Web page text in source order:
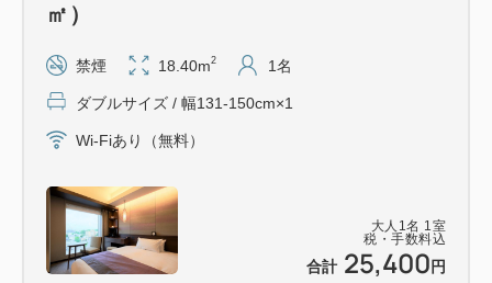
※季節や仕入の状況によってお食事内容が変更となる
●ご夕食会場のダイニング万葉はホテルメトロポリタ
ン秋田３階にございます。
●食事時間に余裕をもってお越しいただきますよう、
１９：３０までの入店をお勧めいたします。
ご到着予定時間をご確認のうえ、お申込みいただきま
大人 1 名 1 室
税・手数料込
合計 25,400 円
㎡）
禁煙 18.40m2 1名
ダブルサイズ / 幅131-150cm×1
Wi-Fiあり（無料）